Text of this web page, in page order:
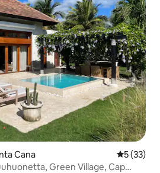
Cana
5 (33)
Green Village, Cap